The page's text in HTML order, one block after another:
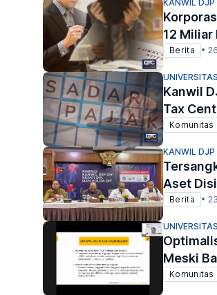
KANWIL
12 Miliar
Berita •
Kanwil
Tax
Komunitas
KANWIL DJP
Aset
Berita •
Meski
Komunitas